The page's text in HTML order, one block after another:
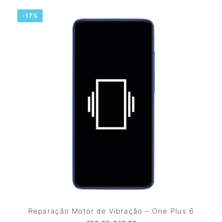
-17%
Reparação Motor de Vibração – One Plus 6